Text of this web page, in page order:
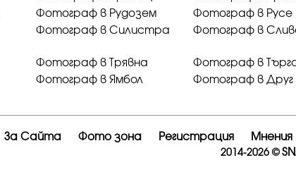
Фотограф в Рудозем Фотограф в Русе
Фотограф в Силистра Фотограф в
Фотограф в Трявна Фотограф в
Фотограф в Ямбол Фотограф в Друг
За Сайта Фото зона Регистрация Мнения
2014-2026 ©